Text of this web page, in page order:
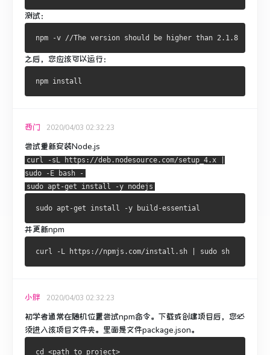
测试：
之后，您应该可以运行：
西门 2020/04/03 02:32:23
尝试重新安装Node.js
curl -sL https://deb.nodesource.com/setup_4.x |
sudo -E bash -
sudo apt-get install -y nodejs
并更新npm
小胖 2020/04/03 02:32:23
初学者通常在随机位置尝试npm命令。 下载或创建项目后，您必
须进入该项目文件夹。 里面是文件package.json。
cd <path_to_project>